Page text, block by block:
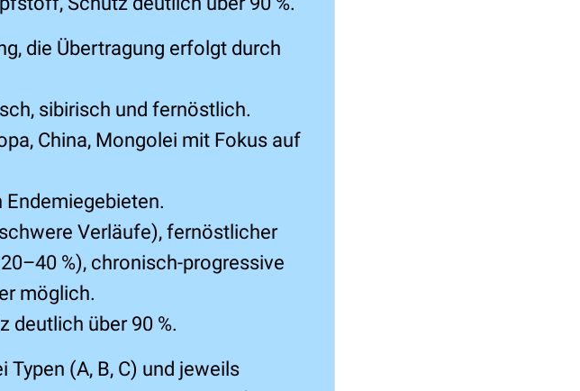
die Übertragung erfolgt durch
sibirisch und fernöstlich.
China, Mongolei mit Fokus auf
Endemiegebieten.
Verläufe), fernöstlicher
%), chronisch-progressive
möglich.
deutlich über 90 %.
Typen (A, B, C) und jeweils